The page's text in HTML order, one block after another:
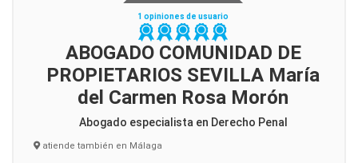
1 opiniones de usuario
ABOGADO COMUNIDAD DE
PROPIETARIOS SEVILLA María
del Carmen Rosa Morón
Abogado especialista en Derecho Penal
atiende también en Málaga